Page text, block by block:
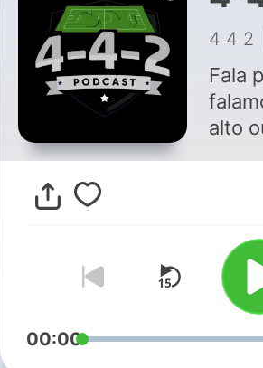
4 4 2
Fala
alto
se a
00:00